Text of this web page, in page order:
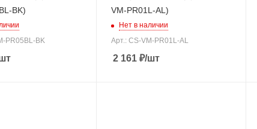
BK)
PR05BL-BK
VM-PR01L-AL)
Нет в наличии
Арт.: CS-VM-PR01L-AL
2 161 ₽/шт